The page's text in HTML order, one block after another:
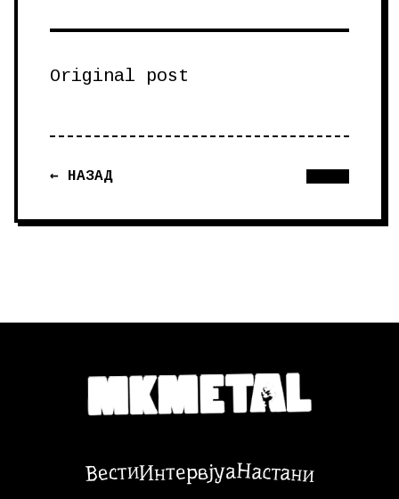
Original post
← НАЗАД
ВестиИнтервјуаНастани